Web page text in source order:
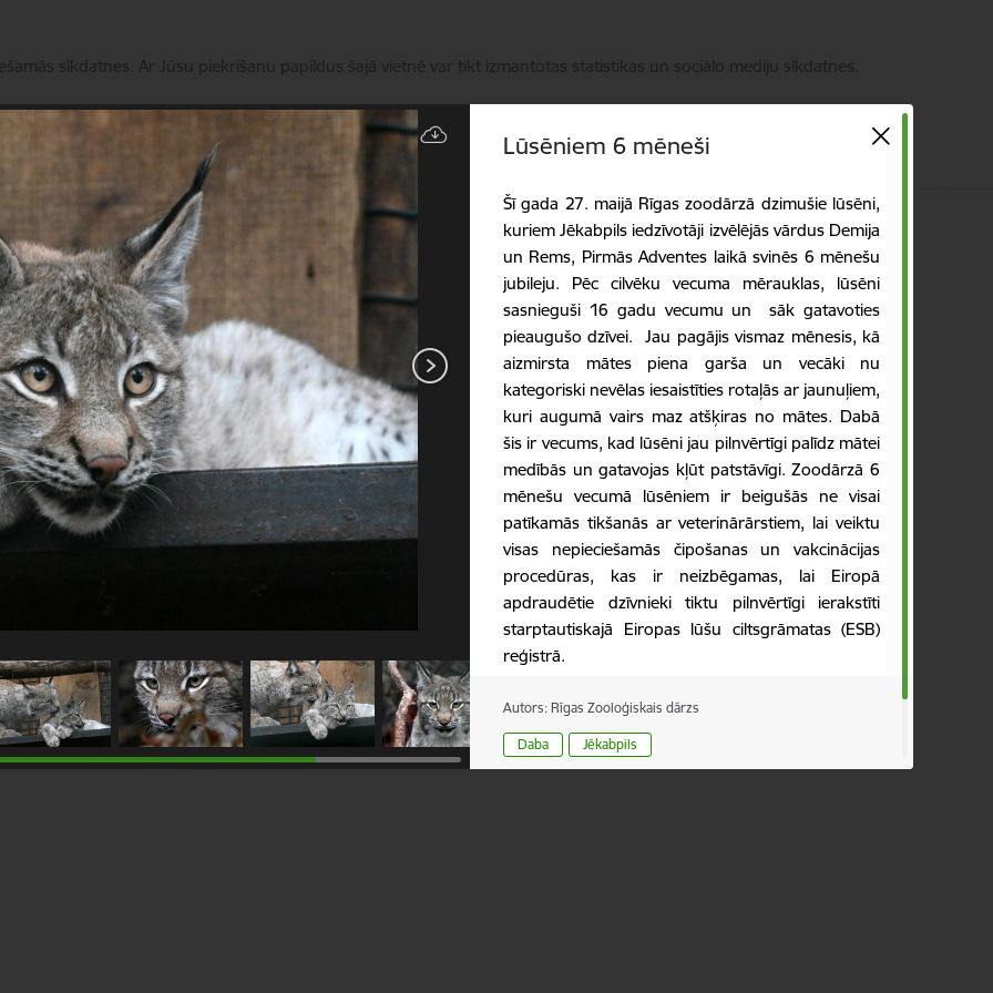
Pakalpojumi Aktualitātes Kontakti
Meklēt Language Piekļūstamība
Lūsēniem 6 mēneši
Šī gada 27. maijā Rīgas zoodārzā dzimušie lūsēni,
kuriem Jēkabpils iedzīvotāji izvēlējās vārdus Demija
un Rems, Pirmās Adventes laikā svinēs 6 mēnešu
jubileju. Pēc cilvēku vecuma mērauklas, lūsēni
sasnieguši 16 gadu vecumu un sāk gatavoties
pieaugušo dzīvei. Jau pagājis vismaz mēnesis, kā
aizmirsta mātes piena garša un vecāki nu
kategoriski nevēlas iesaistīties rotaļās ar jaunuļiem,
kuri augumā vairs maz atšķiras no mātes. Dabā
šis ir vecums, kad lūsēni jau pilnvērtīgi palīdz mātei
medībās un gatavojas kļūt patstāvīgi. Zoodārzā 6
mēnešu vecumā lūsēniem ir beigušās ne visai
patīkamās tikšanās ar veterinārārstiem, lai veiktu
visas nepieciešamās čipošanas un vakcinācijas
procedūras, kas ir neizbēgamas, lai Eiropā
apdraudētie dzīvnieki tiktu pilnvērtīgi ierakstīti
starptautiskajā Eiropas lūšu ciltsgrāmatas (ESB)
reģistrā.
Autors: Rīgas Zooloģiskais dārzs
Daba Jēkabpils